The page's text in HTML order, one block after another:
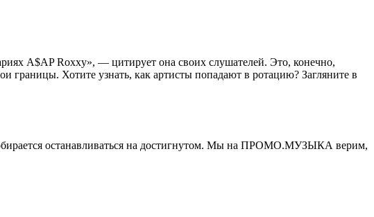
A$AP Roxxy», — цитирует она своих слушателей. Это, конечно,
границы. Хотите узнать, как артисты попадают в ротацию? Загляните в
останавливаться на достигнутом. Мы на ПРОМО.МУЗЫКА верим,